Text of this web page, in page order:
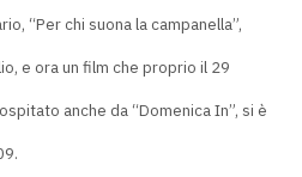
“Per chi suona la campanella”,
e ora un film che proprio il 29
anche da “Domenica In”, si è